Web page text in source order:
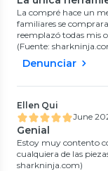
La compré hace un
familiares se
reemplazó todas mis
(Fuente:
Denunciar
Ellen Qui
June
Genial
Estoy muy contento
cualquiera de las
sharkninja.com)